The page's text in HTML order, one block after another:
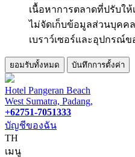
เนื้อหาการตลาดที่ปรับใ
ไม่จัดเก็บข้อมูลส่วนบุคค
เบราว์เซอร์และอุปกรณ์
ยอมรับทั้งหมด บันทึกการตั้งค่า
Hotel Pangeran Beach
West Sumatra, Padang,
+62751-7051333
บัญชีของฉัน
TH
เมนู